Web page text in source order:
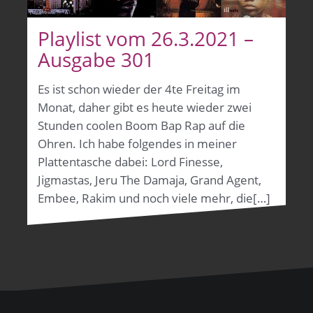
Playlist vom 26.3.2021 –
Ausgabe 301
Es ist schon wieder der 4te Freitag im
Monat, daher gibt es heute wieder zwei
Stunden coolen Boom Bap Rap auf die
Ohren. Ich habe folgendes in meiner
Plattentasche dabei: Lord Finesse,
Jigmastas, Jeru The Damaja, Grand Agent,
Embee, Rakim und noch viele mehr, die[…]